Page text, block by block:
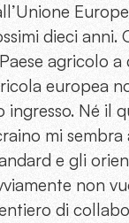
dieci anni.
agricolo
europea
ingresso. Né il
mi
e gli
non
di